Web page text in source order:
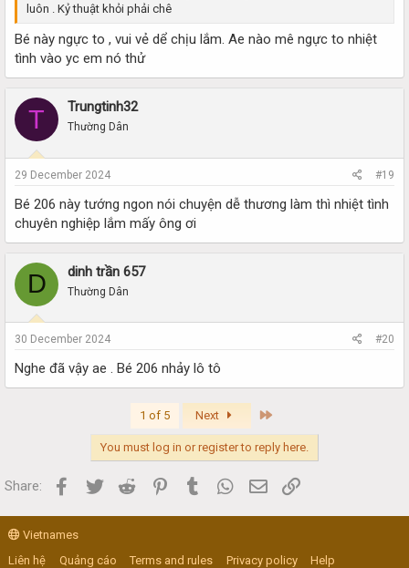
luôn . Kỷ thuật khỏi phải chê
Bé này ngực to , vui vẻ dể chịu lắm. Ae nào mê ngực to nhiệt
tình vào yc em nó thử
T Trungtinh32
Thường Dân
29 December 2024 #19
Bé 206 này tướng ngon nói chuyện dễ thương làm thì nhiệt tình
chuyên nghiệp lắm mấy ông ơi
D dinh trần 657
Thường Dân
30 December 2024 #20
Nghe đã vậy ae . Bé 206 nhảy lô tô
1 of 5 Next
You must log in or register to reply here.
Share: Facebook
Twitter Reddit PinterestTumblr WhatsApp
Email
Vietnames
Liên hệ
Quảng cáo Terms and rules Privacy policy
Help